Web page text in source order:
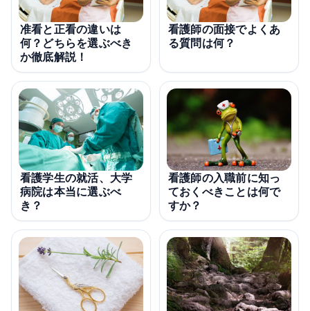
准看と正看の違いは
何？どちらを選ぶべき
か徹底解説！
看護師の面接でよくあ
る質問は何？
看護学生の就活、大学
病院は本当に選ぶべ
き？
看護師の入職前に知っ
ておくべきことは何で
すか？